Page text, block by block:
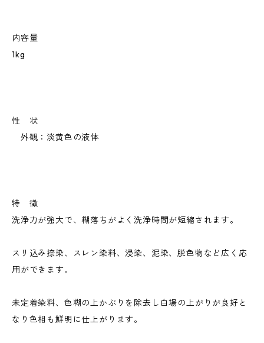
内容量
1kg
性 状
外観：淡黄色の液体
特 徴
洗浄力が強大で、糊落ちがよく洗浄時間が短縮されます。
スリ込み捺染、スレン染料、浸染、泥染、脱色物など広く応
用ができます。
未定着染料、色糊の上かぶりを除去し白場の上がりが良好と
なり色相も鮮明に仕上がります。